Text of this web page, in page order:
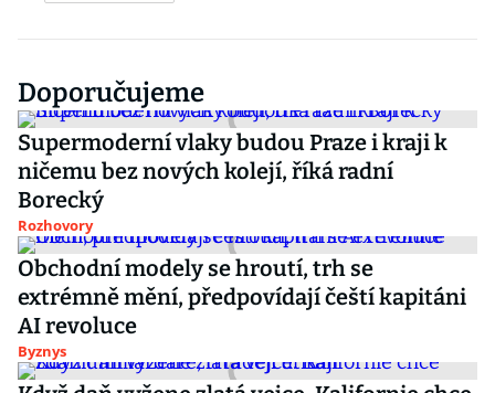
Doporučujeme
Supermoderní vlaky budou Praze i kraji k
ničemu bez nových kolejí, říká radní
Borecký
Rozhovory
Obchodní modely se hroutí, trh se
extrémně mění, předpovídají čeští kapitáni
AI revoluce
Byznys